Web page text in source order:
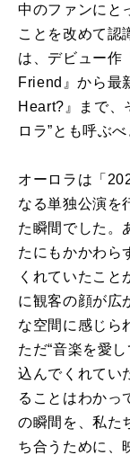
中のファンにと
ことを改めて認
は、デビュー作
Friend』から最
Heart?』まで、
ロラ”とも呼ぶ
オーロラは「
なる単独公演を
た瞬間でした。
たにもかかわら
くれていたこと
に観客の顔が広
な空間に感じら
ただ“音楽を愛
込んでくれてい
ることはわかっ
の瞬間を、私た
ち合うために、